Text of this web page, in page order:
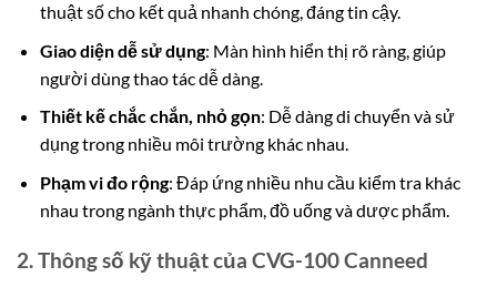
thuật số cho kết quả nhanh chóng, đáng tin cậy.
Giao diện dễ sử dụng: Màn hình hiển thị rõ ràng, giúp
người dùng thao tác dễ dàng.
Thiết kế chắc chắn, nhỏ gọn: Dễ dàng di chuyển và sử
dụng trong nhiều môi trường khác nhau.
Phạm vi đo rộng: Đáp ứng nhiều nhu cầu kiểm tra khác
nhau trong ngành thực phẩm, đồ uống và dược phẩm.
2. Thông số kỹ thuật của CVG-100 Canneed